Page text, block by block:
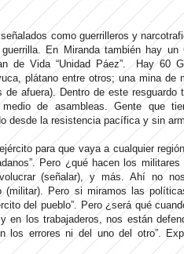
como guerrilleros y
En Miranda también hay un
de Vida “Unidad Páez”. Hay 60
plátano entre otros; una mina de
afuera). Dentro de este resguardo
de asambleas. Gente que
desde la resistencia pacífica y sin
para que vaya a cualquier
Pero ¿qué hacen los militares
(señalar), y más. Ahí no
(militar). Pero si miramos las
del pueblo”. Pero ¿será qué
en los trabajaderos, nos están
los errores ni del uno del otro”.